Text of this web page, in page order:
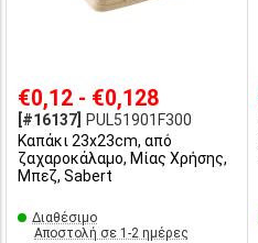
€0,12 - €0,128
[#16137]
PUL51901F300
Καπάκι 23x23cm, από
ζαχαροκάλαμο, Μίας Χρήσης,
Μπεζ, Sabert
Διαθέσιμο
Αποστολή σε 1-2 ημέρες